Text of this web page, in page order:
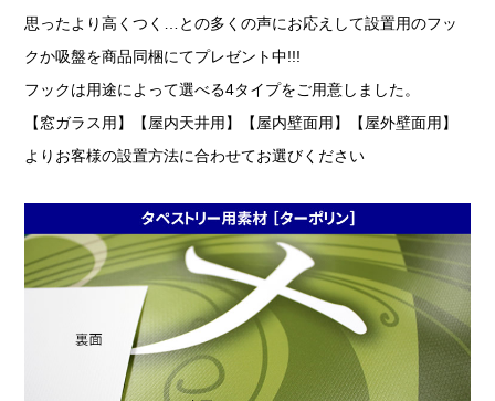
思ったより高くつく…との多くの声にお応えして設置用のフッ
クか吸盤を商品同梱にてプレゼント中!!!
フックは用途によって選べる4タイプをご用意しました。
【窓ガラス用】【屋内天井用】【屋内壁面用】【屋外壁面用】
よりお客様の設置方法に合わせてお選びください